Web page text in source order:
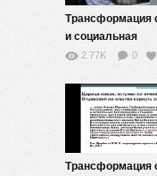
Трансформация
и социальная
мобильность —
2.77K 0
Трансформация